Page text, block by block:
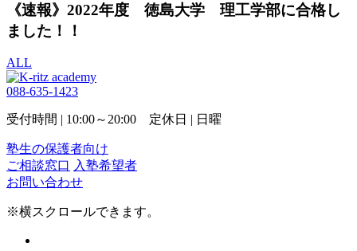
《速報》2022年度 徳島大学 理工学部に合格し
ました！！
ALL
088-635-1423
受付時間 | 10:00～20:00 定休日 | 日曜
塾生の保護者向け
ご相談窓口 入塾希望者
お問い合わせ
※横スクロールできます。